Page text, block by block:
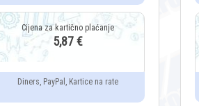
5,87 €
Diners, PayPal, Kartice na rate